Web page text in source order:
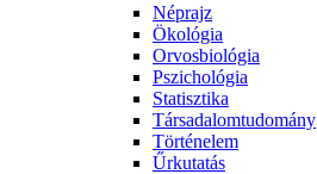
Néprajz
Ökológia
Orvosbiológia
Pszichológia
Statisztika
Társadalomtudomány
Történelem
Űrkutatás